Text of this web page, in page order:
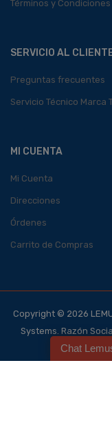
Términos y Condiciones
SERVICIO AL
Preguntas frecuentes
Servicio Técnico Marca
MI CUENTA
Mi Cuenta
Direcciones
Órdenes
Carrito de Compras
Copyright © 2026
Systems. Razón
Chat